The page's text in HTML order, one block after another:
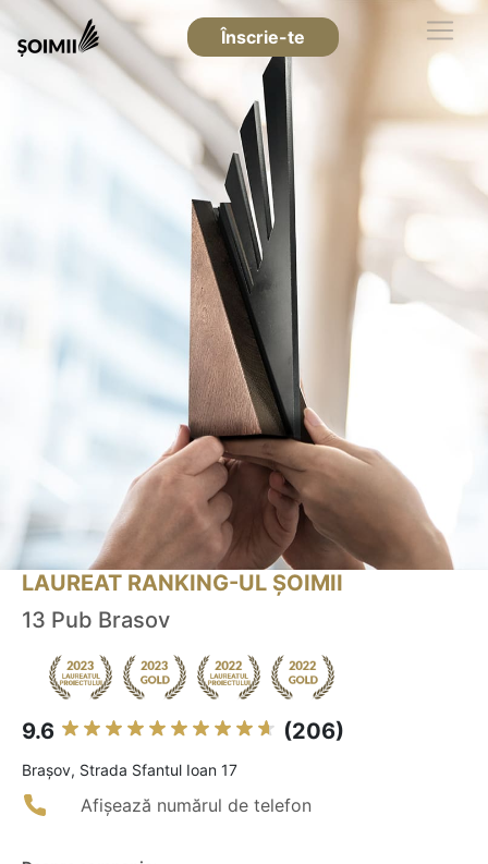
Înscrie-te
LAUREAT RANKING-UL ȘOIMII
13 Pub Brasov
9.6 (206)
Braşov, Strada Sfantul Ioan 17
Afișează numărul de telefon